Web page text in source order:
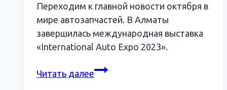
Переходим к главной новости октября в
мире автозапчастей. В Алматы
завершилась международная выставка
«International Auto Expo 2023».
Читать далееОт